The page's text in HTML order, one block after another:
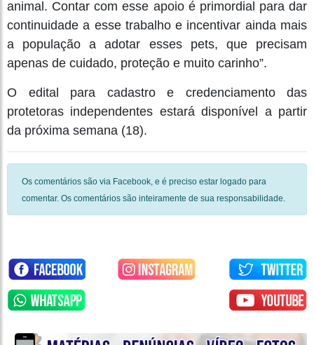
animal. Contar com esse apoio é primordial para dar
continuidade a esse trabalho e incentivar ainda mais
a população a adotar esses pets, que precisam
apenas de cuidado, proteção e muito carinho”.
O edital para cadastro e credenciamento das
protetoras independentes estará disponível a partir
da próxima semana (18).
Os comentários são via Facebook, e é preciso estar logado para
comentar. Os comentários são inteiramente de sua responsabilidade.